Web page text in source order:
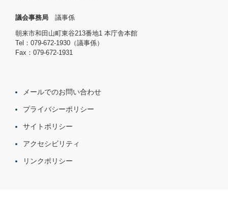
議会事務局 議事係
朝来市和田山町東谷213番地1 本庁舎本館
Tel：079-672-1930（議事係）
Fax：079-672-1931
メールでのお問い合わせ
プライバシーポリシー
サイトポリシー
アクセシビリティ
リンクポリシー